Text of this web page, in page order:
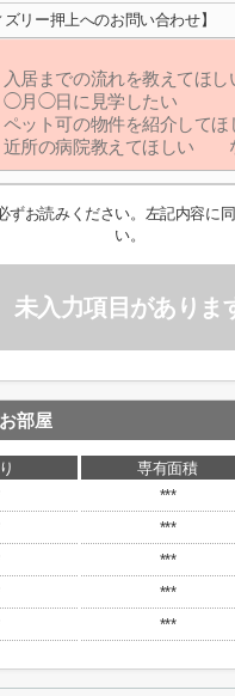
ズリー押上へのお問い合わせ】
ずお読みください。左記内容に
い。
未入力項目がありま
部屋
専有面積
***
***
***
***
***